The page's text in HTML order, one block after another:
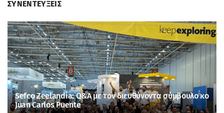
ΣΥΝΕΝΤΕΥΞΕΙΣ
Sefco Zeelandia: Q&A με τον διευθύνοντα σύμβουλο κο
Juan Carlos Puente